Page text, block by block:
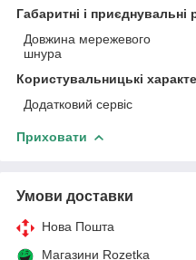
Габаритні і приєднувальні
Довжина мережевого
шнура
Користувальницькі
Додатковий сервіс
Приховати
Умови доставки
Нова Пошта
Магазини Rozetka